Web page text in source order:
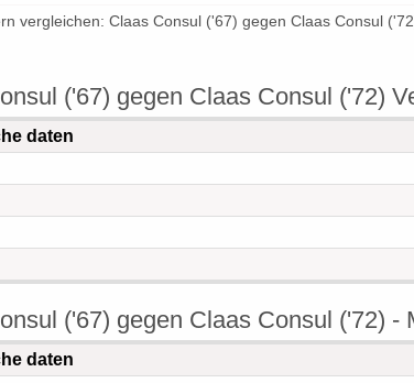
vergleichen: Claas Consul ('67) gegen Claas Consul
('67) gegen Claas Consul ('72)
daten
('67) gegen Claas Consul ('72) -
daten